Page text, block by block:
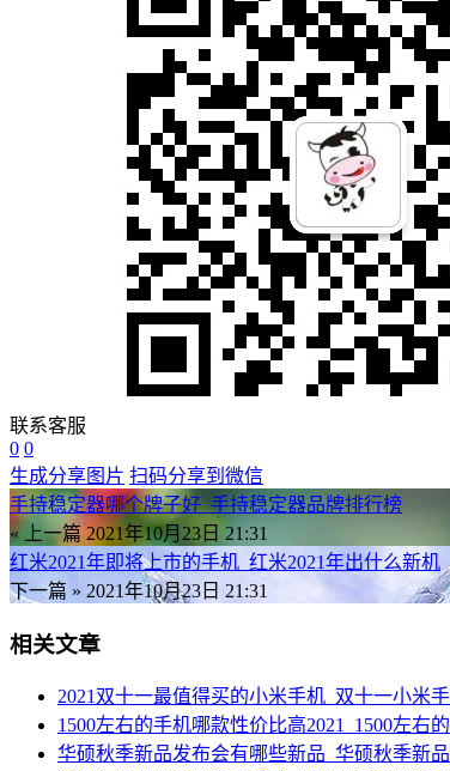
联系客服
0 0
生成分享图片 扫码分享到微信
手持稳定器哪个牌子好_手持稳定器品牌排行榜
« 上一篇 2021年10月23日 21:31
红米2021年即将上市的手机_红米2021年出什么新机
下一篇 » 2021年10月23日 21:31
相关文章
2021双十一最值得买的小米手机_双十一小米
1500左右的手机哪款性价比高2021_1500左右
华硕秋季新品发布会有哪些新品_华硕秋季新